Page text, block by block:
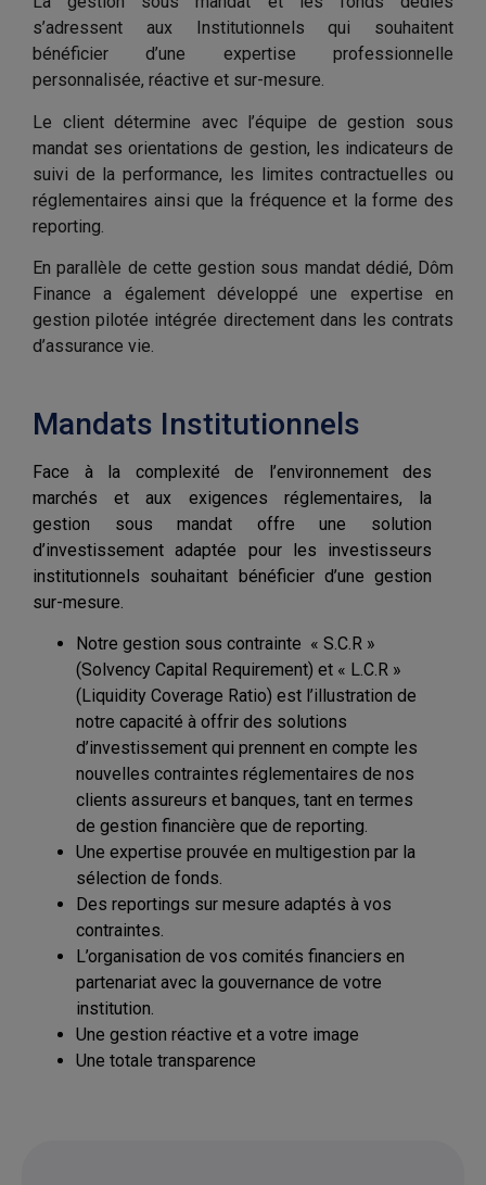
s’adressent aux Institutionnels qui souhaitent
bénéficier d’une expertise professionnelle
personnalisée, réactive et sur-mesure.
Le client détermine avec l’équipe de gestion sous
mandat ses orientations de gestion, les indicateurs de
suivi de la performance, les limites contractuelles ou
réglementaires ainsi que la fréquence et la forme des
reporting.
En parallèle de cette gestion sous mandat dédié, Dôm
Finance a également développé une expertise en
gestion pilotée intégrée directement dans les contrats
d’assurance vie.
Mandats Institutionnels
Face à la complexité de l’environnement des
marchés et aux exigences réglementaires, la
gestion sous mandat offre une solution
d’investissement adaptée pour les investisseurs
institutionnels souhaitant bénéficier d’une gestion
sur-mesure.
Notre gestion sous contrainte « S.C.R »
(Solvency Capital Requirement) et « L.C.R »
(Liquidity Coverage Ratio) est l’illustration de
notre capacité à offrir des solutions
d’investissement qui prennent en compte les
nouvelles contraintes réglementaires de nos
clients assureurs et banques, tant en termes
de gestion financière que de reporting.
Une expertise prouvée en multigestion par la
sélection de fonds.
Des reportings sur mesure adaptés à vos
contraintes.
L’organisation de vos comités financiers en
partenariat avec la gouvernance de votre
institution.
Une gestion réactive et a votre image
Une totale transparence